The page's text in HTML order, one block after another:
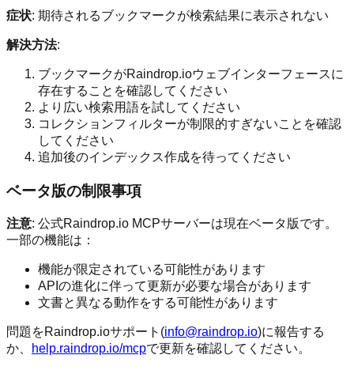
症状: 期待されるブックマークが検索結果に表示されない
解決方法:
ブックマークがRaindrop.ioウェブインターフェースに
存在することを確認してください
より広い検索用語を試してください
コレクションフィルターが制限的すぎないことを確認
してください
追加後のインデックス作成を待ってください
ベータ版の制限事項
注意: 公式Raindrop.io MCPサーバーは現在ベータ版です。
一部の機能は：
機能が限定されている可能性があります
APIの進化に伴って更新が必要な場合があります
文書と異なる動作をする可能性があります
問題をRaindrop.ioサポート(info@raindrop.io)に報告する
か、
help.raindrop.io/mcpで更新を確認してください。